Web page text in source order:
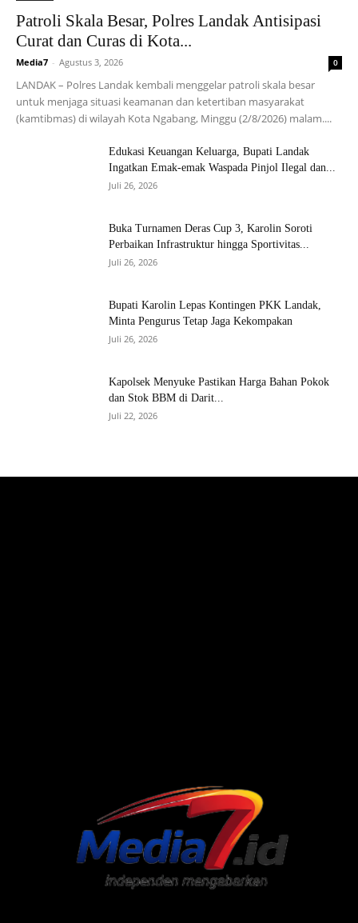
Patroli Skala Besar, Polres Landak Antisipasi
Curat dan Curas di Kota...
Media7 - Agustus 3, 2026 0
LANDAK – Polres Landak kembali menggelar patroli skala besar
untuk menjaga situasi keamanan dan ketertiban masyarakat
(kamtibmas) di wilayah Kota Ngabang, Minggu (2/8/2026) malam....
Edukasi Keuangan Keluarga, Bupati Landak
Ingatkan Emak-emak Waspada Pinjol Ilegal dan...
Juli 26, 2026
Buka Turnamen Deras Cup 3, Karolin Soroti
Perbaikan Infrastruktur hingga Sportivitas...
Juli 26, 2026
Bupati Karolin Lepas Kontingen PKK Landak,
Minta Pengurus Tetap Jaga Kekompakan
Juli 26, 2026
Kapolsek Menyuke Pastikan Harga Bahan Pokok
dan Stok BBM di Darit...
Juli 22, 2026